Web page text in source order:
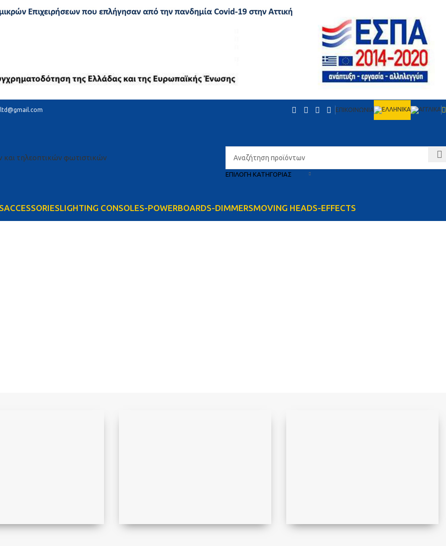
ΕΠΙΚΟΙΝΩΝΙΑ
ΕΠΙΛΟΓΉ ΚΑΤΗΓΟΡΊΑΣ
ACCESSORIESLIGHTING CONSOLES-POWERBOARDS-DIMMERSMOVING HEADS-EFFECTS